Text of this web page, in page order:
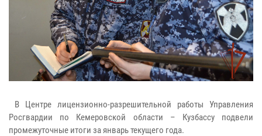
В Центре лицензионно-разрешительной работы Управления
Росгвардии по Кемеровской области – Кузбассу подвели
промежуточные итоги за январь текущего года.